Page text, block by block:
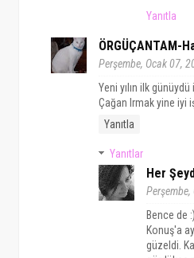
Yanıtla
ÖRGÜÇANTAM-
Perşembe, Ocak 07,
Yeni yılın ilk
Çağan Irmak yine iyi
Yanıtla
Yanıtlar
Her
Bence de
Konuş'a
güzeldi.